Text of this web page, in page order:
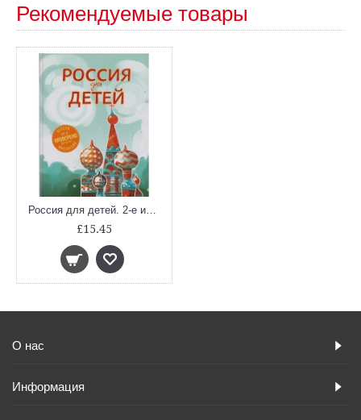
Рекомендуемые товары
Россия для детей. 2-е изд. испр. и доп. (от 6 до 12 лет)
£15.45
О нас
Информация